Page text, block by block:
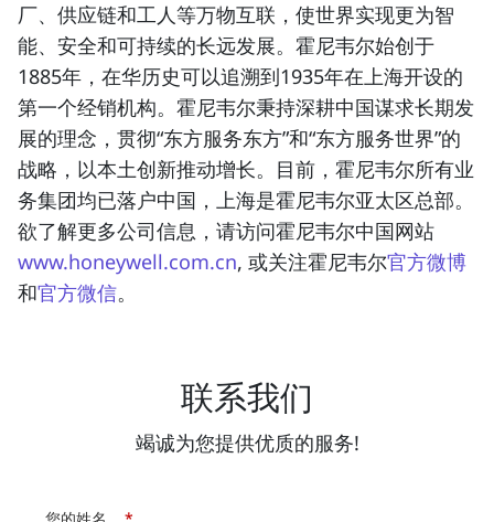
厂、供应链和工人等万物互联，使世界实现更为智
能、安全和可持续的长远发展。霍尼韦尔始创于
1885年，在华历史可以追溯到1935年在上海开设的
第一个经销机构。霍尼韦尔秉持深耕中国谋求长期发
展的理念，贯彻“东方服务东方”和“东方服务世界”的
战略，以本土创新推动增长。目前，霍尼韦尔所有业
务集团均已落户中国，上海是霍尼韦尔亚太区总部。
欲了解更多公司信息，请访问霍尼韦尔中国网站
www.honeywell.com.cn, 或关注霍尼韦尔官方微博
和官方微信。
联系我们
竭诚为您提供优质的服务!